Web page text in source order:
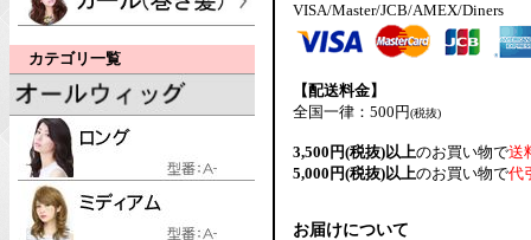
カテゴリ一覧
VISA/Master/JCB/AMEX/Diners
【配送料金】
全国一律：500円(税抜)
3,500円(税抜)以上のお買い物で送
5,000円(税抜)以上のお買い物で代
お届けについて